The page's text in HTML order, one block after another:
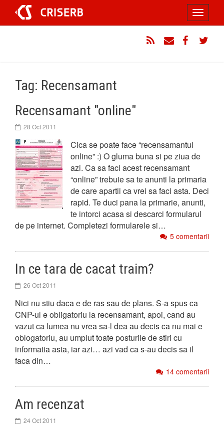
conținut
Toggle
Tag: Recensamant
Recensamant "online"
28 Oct 2011
Cica se poate face “recensamantul
online” :) O gluma buna si pe ziua de
azi. Ca sa faci acest recensamant
“online” trebuie sa te anunti la primaria
de care apartii ca vrei sa faci asta. Deci
rapid. Te duci pana la primarie, anunti,
te intorci acasa si descarci formularul
de pe internet. Completezi formularele si…
5 comentarii
In ce tara de cacat traim?
26 Oct 2011
Nici nu stiu daca e de ras sau de plans. S-a spus ca
CNP-ul e obligatoriu la recensamant, apoi, cand au
vazut ca lumea nu vrea sa-l dea au decis ca nu mai e
oblogatoriu, au umplut toate posturile de stiri cu
informatia asta, iar azi… azi vad ca s-au decis sa il
faca din…
14 comentarii
Am recenzat
24 Oct 2011